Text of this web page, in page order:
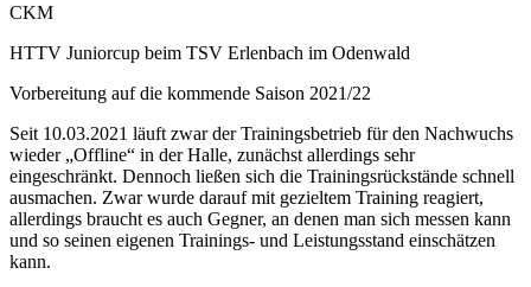
CKM
HTTV Juniorcup beim TSV Erlenbach im Odenwald
Vorbereitung auf die kommende Saison 2021/22
Seit 10.03.2021 läuft zwar der Trainingsbetrieb für den Nachwuchs
wieder „Offline“ in der Halle, zunächst allerdings sehr
eingeschränkt. Dennoch ließen sich die Trainingsrückstände schnell
ausmachen. Zwar wurde darauf mit gezieltem Training reagiert,
allerdings braucht es auch Gegner, an denen man sich messen kann
und so seinen eigenen Trainings- und Leistungsstand einschätzen
kann.